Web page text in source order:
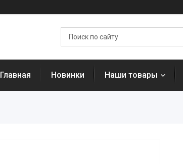
Главная Новинки Наши товары